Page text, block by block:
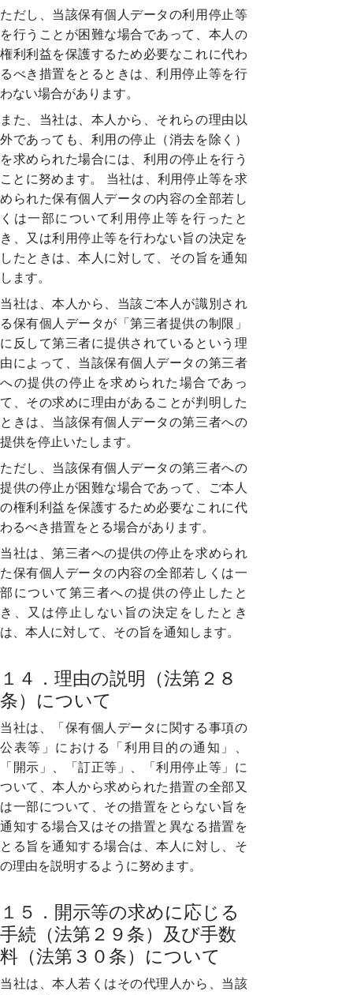
ただし、当該保有個人データの利用停止等
を行うことが困難な場合であって、本人の
権利利益を保護するため必要なこれに代わ
るべき措置をとるときは、利用停止等を行
わない場合があります。
また、当社は、本人から、それらの理由以
外であっても、利用の停止（消去を除く）
を求められた場合には、利用の停止を行う
ことに努めます。 当社は、利用停止等を求
められた保有個人データの内容の全部若し
くは一部について利用停止等を行ったと
き、又は利用停止等を行わない旨の決定を
したときは、本人に対して、その旨を通知
します。
当社は、本人から、当該ご本人が識別され
る保有個人データが「第三者提供の制限」
に反して第三者に提供されているという理
由によって、当該保有個人データの第三者
への提供の停止を求められた場合であっ
て、その求めに理由があることが判明した
ときは、当該保有個人データの第三者への
提供を停止いたします。
ただし、当該保有個人データの第三者への
提供の停止が困難な場合であって、ご本人
の権利利益を保護するため必要なこれに代
わるべき措置をとる場合があります。
当社は、第三者への提供の停止を求められ
た保有個人データの内容の全部若しくは一
部について第三者への提供の停止したと
き、又は停止しない旨の決定をしたとき
は、本人に対して、その旨を通知します。
１４．理由の説明（法第２８
条）について
当社は、「保有個人データに関する事項の
公表等」における「利用目的の通知」、
「開示」、「訂正等」、「利用停止等」に
ついて、本人から求められた措置の全部又
は一部について、その措置をとらない旨を
通知する場合又はその措置と異なる措置を
とる旨を通知する場合は、本人に対し、そ
の理由を説明するように努めます。
１５．開示等の求めに応じる
手続（法第２９条）及び手数
料（法第３０条）について
当社は、本人若くはその代理人から、当該